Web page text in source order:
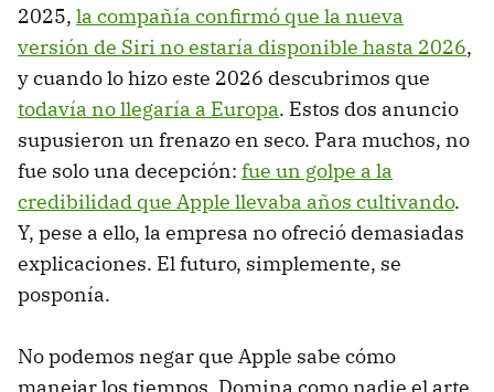
2025, la compañía confirmó que la nueva
versión de Siri no estaría disponible hasta 2026,
y cuando lo hizo este 2026 descubrimos que
todavía no llegaría a Europa. Estos dos anuncio
supusieron un frenazo en seco. Para muchos, no
fue solo una decepción: fue un golpe a la
credibilidad que Apple llevaba años cultivando.
Y, pese a ello, la empresa no ofreció demasiadas
explicaciones. El futuro, simplemente, se
posponía.
No podemos negar que Apple sabe cómo